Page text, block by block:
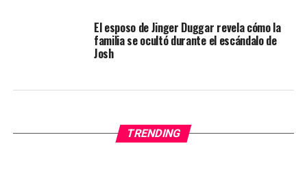
El esposo de Jinger Duggar revela cómo la
familia se ocultó durante el escándalo de
Josh
TRENDING